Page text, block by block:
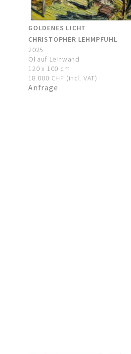
GOLDENES LICHT
CHRISTOPHER LEHMPFUHL
2025
Öl auf Leinwand
120 x 100 cm
18.000 CHF (incl. VAT)
Anfrage